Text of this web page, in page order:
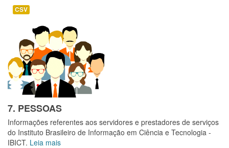
CSV
7. PESSOAS
Informações referentes aos servidores e prestadores de serviços
do Instituto Brasileiro de Informação em Ciência e Tecnologia -
IBICT. Leia mais